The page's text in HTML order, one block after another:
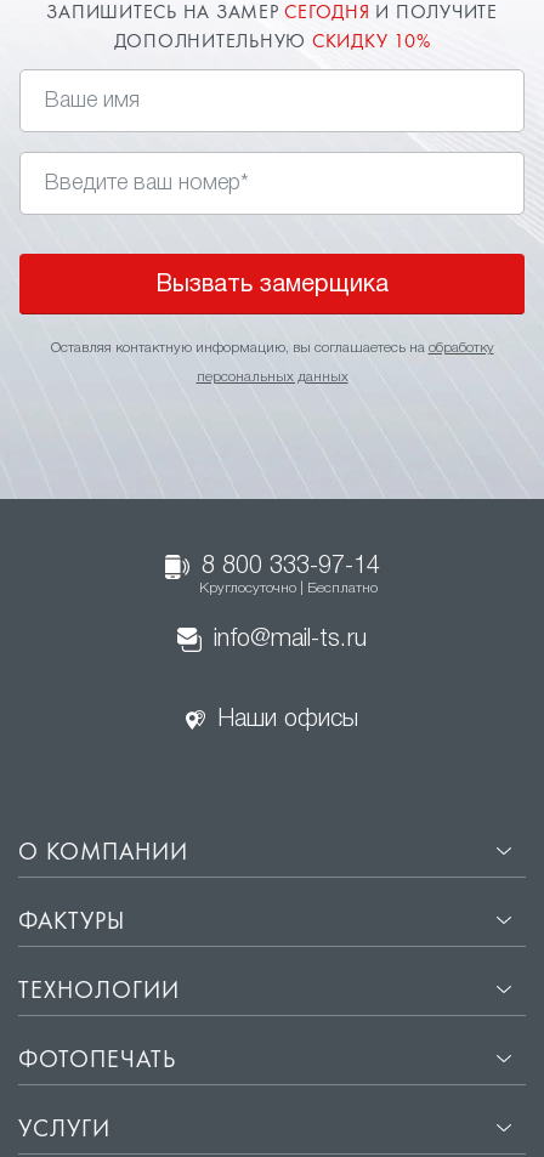
ЗАПИШИТЕСЬ НА ЗАМЕРСЕГОДНЯ И ПОЛУЧИТЕ
ДОПОЛНИТЕЛЬНУЮ СКИДКУ 10%
Вызвать замерщика
Оставляя контактную информацию, вы соглашаетесь на обработку
персональных данных
8 800 333-97-14
Круглосуточно | Бесплатно
info@mail-ts.ru
Наши офисы
О КОМПАНИИ
ФАКТУРЫ
ТЕХНОЛОГИИ
ФОТОПЕЧАТЬ
УСЛУГИ